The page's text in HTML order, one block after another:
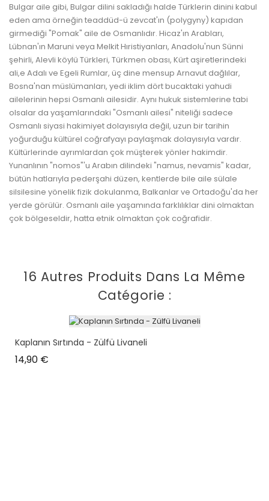
Bulgar aile gibi, Bulgar dilini sakladığı halde Türklerin dinini kabul
eden ama örneğin teaddüd-ü zevcat'ın (polygyny) kapıdan
girmediği "Pomak" aile de Osmanlıdır. Hicaz'ın Arabları,
Lübnan'ın Maruni veya Melkit Hıristiyanları, Anadolu'nun Sünni
şehirli, Alevli köylü Türkleri, Türkmen obası, Kürt aşiretlerindeki
ali,e Adalı ve Egeli Rumlar, üç dine mensup Arnavut dağlılar,
Bosna'nan müslümanları, yedi iklim dört bucaktaki yahudi
ailelerinin hepsi Osmanlı ailesidir. Aynı hukuk sistemlerine tabi
olsalar da yaşamlarındaki "Osmanlı ailesi" niteliği sadece
Osmanlı siyasi hakimiyet dolayısıyla değil, uzun bir tarihin
yoğurduğu kültürel coğrafyayı paylaşmak dolayısıyla vardır.
Kültürlerinde ayrımlardan çok müşterek yönler hakimdir.
Yunanlının "nomos"'u Arabın dilindeki "namus, nevamis" kadar,
bütün hatlarıyla pederşahi düzen, kentlerde bile aile sülale
silsilesine yönelik fizik dokulanma, Balkanlar ve Ortadoğu'da her
yerde görülür. Osmanlı aile yaşamında farklılıklar dini olmaktan
çok bölgeseldir, hatta etnik olmaktan çok coğrafidir.
16 Autres Produits Dans La Même
Catégorie :
Kaplanın Sırtında - Zülfü Livaneli
14,90 €